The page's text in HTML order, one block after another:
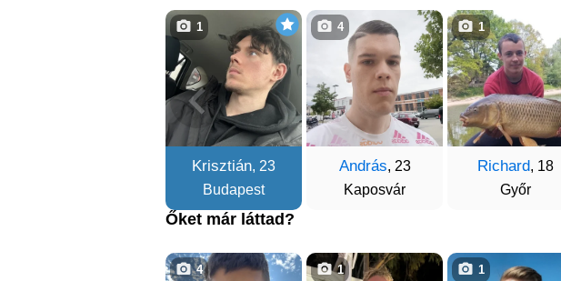
Krisztián, 23
Budapest
1
András, 23
Kaposvár
4
Richard, 18
Győr
1
Őket már láttad?
4 1 1